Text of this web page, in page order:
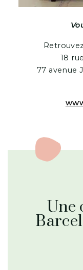
18
77 avenue
Une